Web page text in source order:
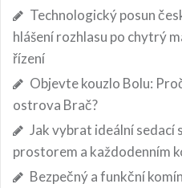
Technologický posun
hlášení rozhlasu po chytrý
řízení
Objevte kouzlo Bolu:
ostrova Brač?
Jak vybrat ideální sedací
prostorem a každodenním
Bezpečný a funkční